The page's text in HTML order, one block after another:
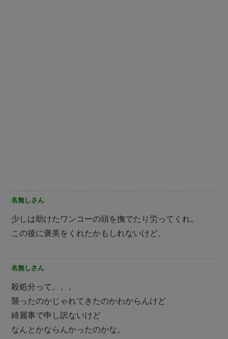
名無しさん
少しは助けたワンコーの頭を撫でたり労ってくれ。
この後に褒美をくれたかもしれないけど。
名無しさん
殺処分って。。。
襲ったのかじゃれてきたのかわからんけど
綺麗事で申し訳ないけど
なんとかならんかったのかな。